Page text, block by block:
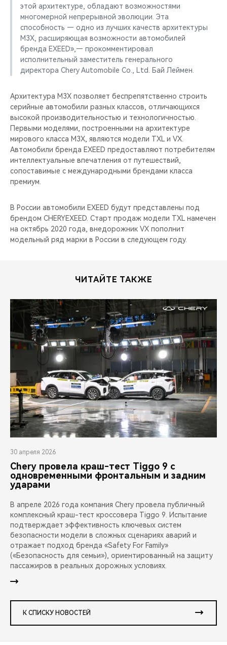
этой архитектуре, обладают возможностями
многомерной непрерывной эволюции. Эта
способность — одно из лучших качеств архитектуры
M3X, расширяющая возможности автомобилей
бренда EXEED»,— прокомментировал
исполнительный заместитель генерального
директора Chery Automobile Co., Ltd. Бай Леймен.
Архитектура M3X позволяет беспрепятственно строить
серийные автомобили разных классов, отличающихся
высокой производительностью и технологичностью.
Первыми моделями, построенными на архитектуре
мирового класса M3X, являются модели TXL и VX.
Автомобили бренда EXEED предоставляют потребителям
интеллектуальные впечатления от путешествий,
сопоставимые с международными брендами класса
премиум.
В России автомобили EXEED будут представлены под
брендом CHERYEXEED. Старт продаж модели TXL намечен
на октябрь 2020 года, внедорожник VX пополнит
модельный ряд марки в России в следующем году.
ЧИТАЙТЕ ТАКЖЕ
30 апреля 2026
Chery провела краш-тест Tiggo 9 с
одновременными фронтальным и задним
ударами
В апреле 2026 года компания Chery провела публичный
комплексный краш-тест кроссовера Tiggo 9. Испытание
подтверждает эффективность ключевых систем
безопасности модели в сложных сценариях аварий и
отражает подход бренда «Safety For Family»
(«Безопасность для семьи»), ориентированный на защиту
пассажиров в реальных дорожных условиях.
К СПИСКУ НОВОСТЕЙ